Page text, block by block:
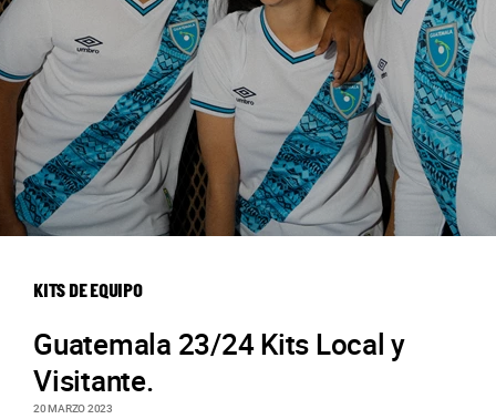
KITS DE EQUIPO
Guatemala 23/24 Kits Local y
Visitante.
20 MARZO 2023